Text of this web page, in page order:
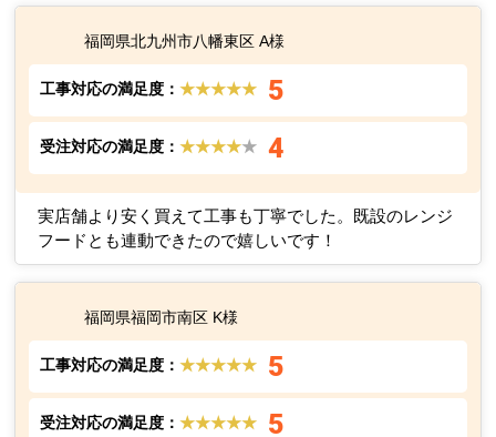
福岡県北九州市八幡東区 A様
工事対応の満足度：★★★★★ 5
受注対応の満足度：★★★★★ 4
実店舗より安く買えて工事も丁寧でした。既設のレンジ
フードとも連動できたので嬉しいです！
福岡県福岡市南区 K様
工事対応の満足度：★★★★★ 5
受注対応の満足度：★★★★★ 5